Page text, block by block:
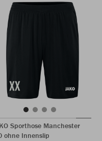
Sporthose Manchester
ohne Innenslip